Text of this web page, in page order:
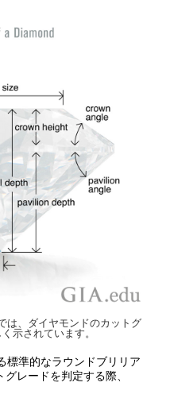
は、ダイヤモンドのカットグ
示されています。
標準的なラウンドブリリア
レードを判定する際、